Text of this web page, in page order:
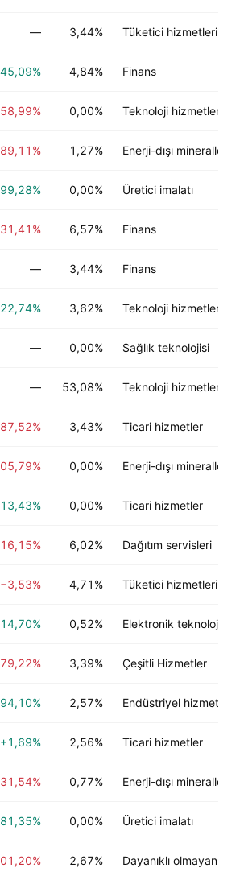
— 3,44% Tüketici hizmetleri
4,84% Finans
0,00% Teknoloji hizmetleri
1,27% Enerji-dışı mineraller
0,00% Üretici imalatı
6,57% Finans
— 3,44% Finans
3,62% Teknoloji hizmetleri
— 0,00% Sağlık teknolojisi
— 53,08% Teknoloji hizmetleri
3,43% Ticari hizmetler
0,00% Enerji-dışı mineraller
0,00% Ticari hizmetler
6,02% Dağıtım servisleri
−3,53% 4,71% Tüketici hizmetleri
0,52% Elektronik teknoloji
3,39% Çeşitli Hizmetler
2,57% Endüstriyel hizmetler
+1,69% 2,56% Ticari hizmetler
0,77% Enerji-dışı mineraller
0,00% Üretici imalatı
2,67% Dayanıklı olmayan